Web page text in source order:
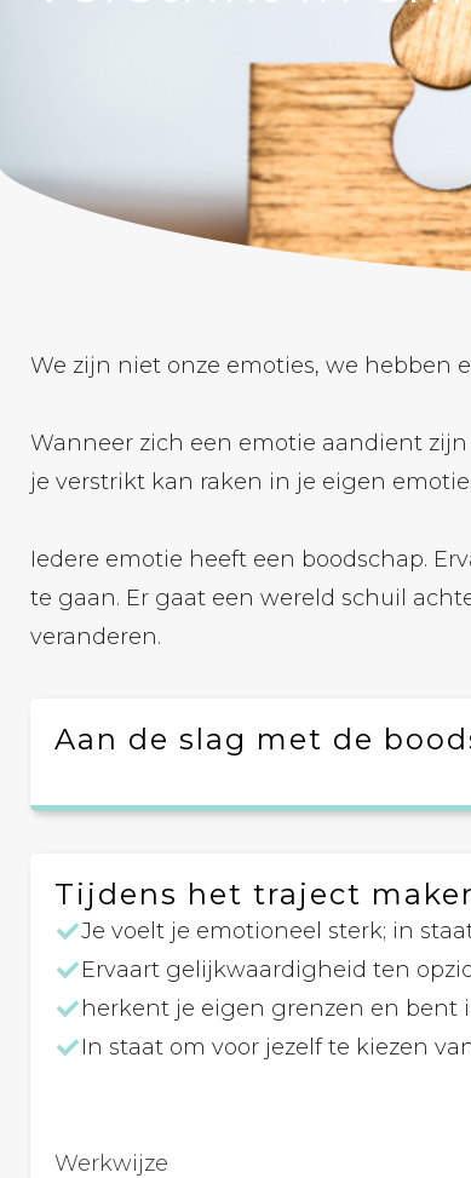
We zijn niet onze emoties, we hebben
Wanneer zich een emotie aandient
je verstrikt kan raken in je eigen
Iedere emotie heeft een boodschap.
te gaan. Er gaat een wereld schuil
veranderen.
Aan de slag met de
Tijdens het traject
Je voelt je emotioneel sterk; in
Ervaart gelijkwaardigheid ten
herkent je eigen grenzen en bent
In staat om voor jezelf te kiezen
Werkwijze